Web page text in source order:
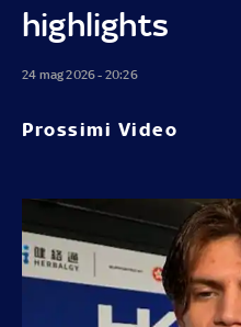
highlights
24 mag 2026 - 20:26
Prossimi Video